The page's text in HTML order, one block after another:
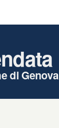
di Genova